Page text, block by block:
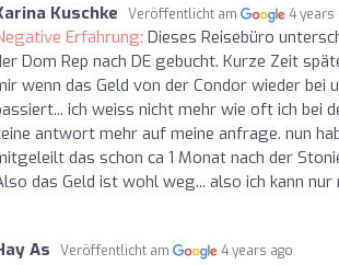
Kuschke Veröffentlicht am 4 years
Erfahrung: Dieses Reisebüro
Dom Rep nach DE gebucht. Kurze Zeit
wenn das Geld von der Condor wieder bei
ich weiss nicht mehr wie oft ich bei
antwort mehr auf meine anfrage. nun
das schon ca 1 Monat nach der
das Geld ist wohl weg... also ich kann
As Veröffentlicht am 4 years ago